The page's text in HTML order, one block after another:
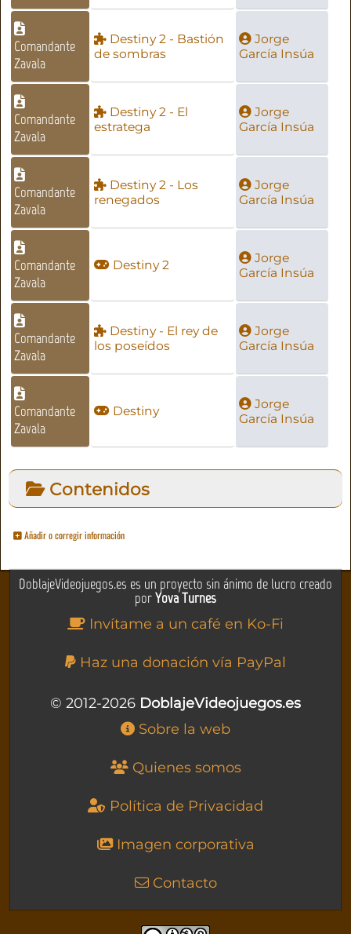
Comandante
Zavala
Destiny 2 - Bastión
de sombras
Jorge
García Insúa
Comandante
Zavala
Destiny 2 - El
estratega
Jorge
García Insúa
Comandante
Zavala
Destiny 2 - Los
renegados
Jorge
García Insúa
Comandante
Zavala
Destiny 2
Jorge
García Insúa
Comandante
Zavala
Destiny - El rey de
los poseídos
Jorge
García Insúa
Comandante
Zavala
Destiny
Jorge
García Insúa
Contenidos
Añadir o corregir información
DoblajeVideojuegos.es es un proyecto sin ánimo de lucro creado
porYova Turnes
Invítame a un café en Ko-Fi
Haz una donación vía PayPal
© 2012-2026 DoblajeVideojuegos.es
Sobre la web
Quienes somos
Política de Privacidad
Imagen corporativa
Contacto